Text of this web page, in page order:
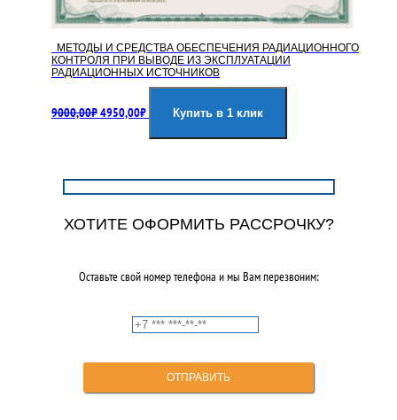
МЕТОДЫ И СРЕДСТВА ОБЕСПЕЧЕНИЯ РАДИАЦИОННОГО
КОНТРОЛЯ ПРИ ВЫВОДЕ ИЗ ЭКСПЛУАТАЦИИ
РАДИАЦИОННЫХ ИСТОЧНИКОВ
9000,00₽цена
4950,00₽цена:
Купить в 1 клик
ХОТИТЕ ОФОРМИТЬ РАССРОЧКУ?
Оставьте свой номер телефона и мы Вам перезвоним: